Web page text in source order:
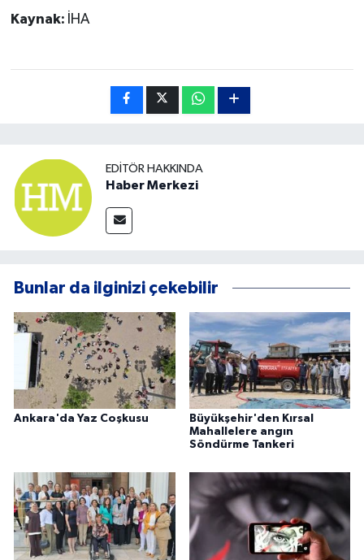
Kaynak: İHA
EDITÖR HAKKINDA
Haber Merkezi
Bunlar da ilginizi çekebilir
Ankara'da Yaz Coşkusu
Büyükşehir'den Kırsal
Mahallelere angın
Söndürme Tankeri